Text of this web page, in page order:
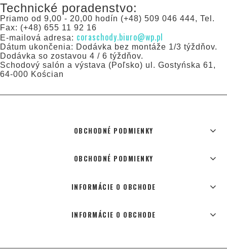
Technické poradenstvo:
Priamo od 9,00 - 20,00 hodín (+48) 509 046 444, Tel.
Fax: (+48) 655 11 92 16
E-mailová adresa: coraschody.biuro@wp.pl
Dátum ukončenia: Dodávka bez montáže 1/3 týždňov.
Dodávka so zostavou 4 / 6 týždňov.
Schodový salón a výstava (Poľsko) ul. Gostyńska 61,
64-000 Kościan
OBCHODNÉ PODMIENKY
OBCHODNÉ PODMIENKY
INFORMÁCIE O OBCHODE
INFORMÁCIE O OBCHODE